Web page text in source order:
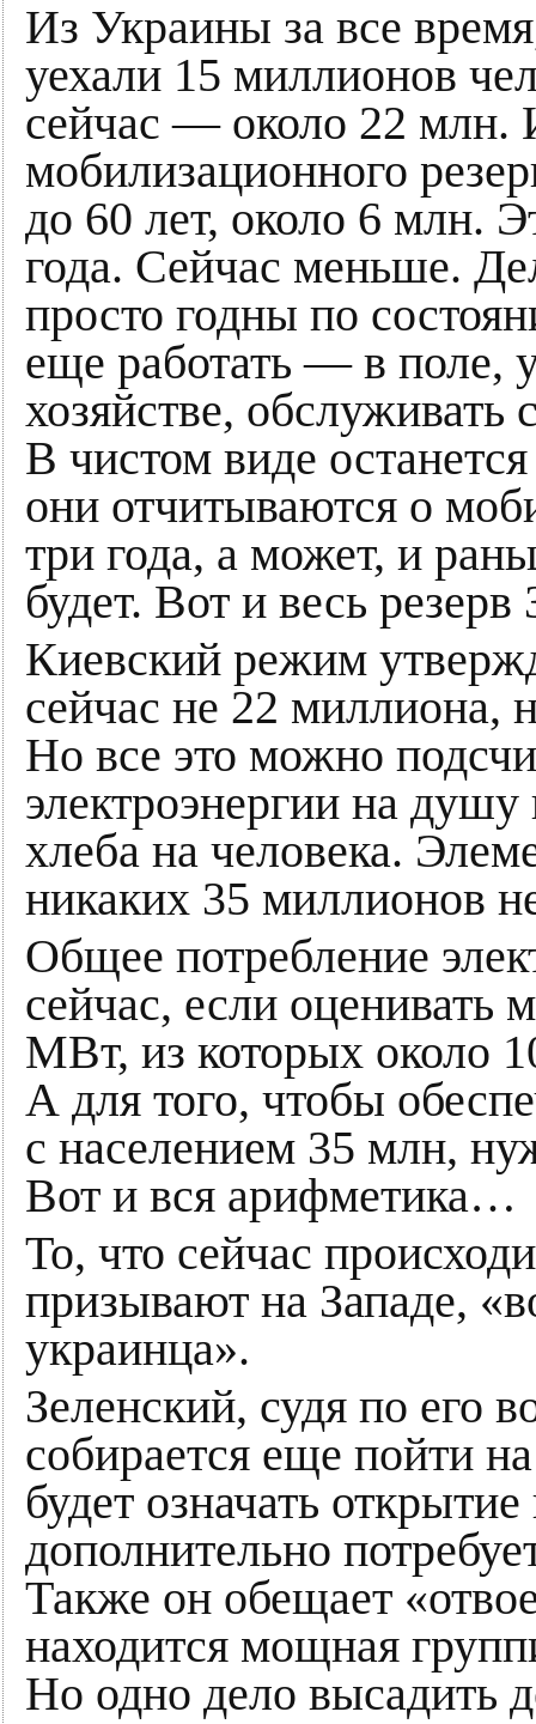
Из Украины за все
уехали 15 миллионов
сейчас — около 22 млн.
мобилизационного
до 60 лет, около 6 млн.
года. Сейчас меньше.
просто годны по
еще работать — в поле,
хозяйстве,
В чистом виде
они отчитываются о
три года, а может, и
будет. Вот и весь резерв
Киевский режим
сейчас не 22 миллиона,
Но все это можно
электроэнергии на душу
хлеба на человека.
никаких 35 миллионов
Общее потребление
сейчас, если оценивать
МВт, из которых около
А для того, чтобы
с населением 35 млн,
Вот и вся арифметика…
То, что сейчас
призывают на Западе,
украинца».
Зеленский, судя по его
собирается еще пойти
будет означать
дополнительно
Также он обещает
находится мощная
Но одно дело высадить